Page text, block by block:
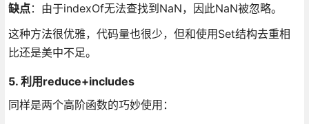
缺点：由于indexOf无法查找到NaN，因此NaN被忽略。
这种方法很优雅，代码量也很少，但和使用Set结构去重相
比还是美中不足。
5. 利用reduce+includes
同样是两个高阶函数的巧妙使用：